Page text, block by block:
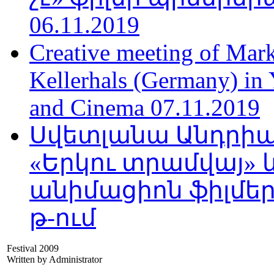
06.11.2019
Creative meeting of
Kellerhals (Germany) in
and Cinema 07.11.2019
Սվետլանա
«Երկու տրամվայ»
անիմացիոն
թ-ում
Festival 2009
Written by Administrator